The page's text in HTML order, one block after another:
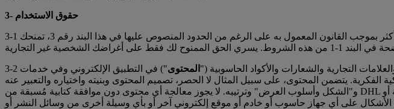
3- حقوق الاستخدام
3-1 ما لم تكن متمتعًا بحقوق أكثر بموجب القانون المعمول به على الرغم من الحدود المنصوص عليها في هذا البند رقم 3، تمنحك DHL الحق القابل للإلغاء وغير الحصري وغير القابل للتحويل والمحدود لتنزيل
التجارية والشعارات والأكواد الحاسوبية (" المحتوى") في التطبيق الإلكتروني وفي خدمات DHL مملوكة لشركة DHL أو مُرخَّصة
الفكرية. يتضمن المحتوى، على سبيل المثال لا الحصر، تصميم المحتوى وبنيته واختياره والتعبير عنه
و"الشكل وأسلوب العرض" وترتيبه. لا يجوز معالجة أي محتوى دون موافقة كتابية مُسبقة من DHL باستثناء ما هو منصوص عليه صراحة في الشروط الماثلة. وتتضمن المعالجة -كليًّا أو جزئيًّا- النسخ أو الإزالة أو
من الأشكال على أي جهاز حاسوب أو خادم أو موقع إلكتروني آخر أو بأي وسيلة أخرى من وسائل النشر أو